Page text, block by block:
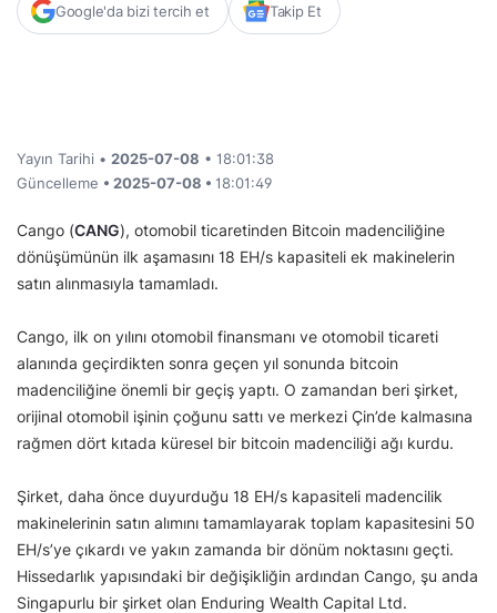
Google'da bizi tercih et Takip Et
Yayın Tarihi • 2025-07-08 • 18:01:38
Güncelleme • 2025-07-08 • 18:01:49
Cango (CANG), otomobil ticaretinden Bitcoin madenciliğine
dönüşümünün ilk aşamasını 18 EH/s kapasiteli ek makinelerin
satın alınmasıyla tamamladı.
Cango, ilk on yılını otomobil finansmanı ve otomobil ticareti
alanında geçirdikten sonra geçen yıl sonunda bitcoin
madenciliğine önemli bir geçiş yaptı. O zamandan beri şirket,
orijinal otomobil işinin çoğunu sattı ve merkezi Çin’de kalmasına
rağmen dört kıtada küresel bir bitcoin madenciliği ağı kurdu.
Şirket, daha önce duyurduğu 18 EH/s kapasiteli madencilik
makinelerinin satın alımını tamamlayarak toplam kapasitesini 50
EH/s’ye çıkardı ve yakın zamanda bir dönüm noktasını geçti.
Hissedarlık yapısındaki bir değişikliğin ardından Cango, şu anda
Singapurlu bir şirket olan Enduring Wealth Capital Ltd.